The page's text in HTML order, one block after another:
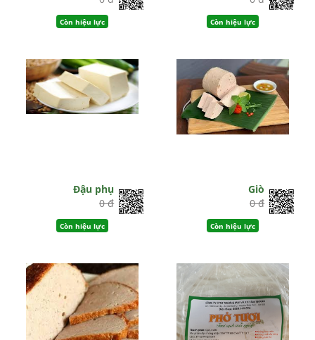
Còn hiệu lực Còn hiệu lực
Đậu phụ
0 đ
Còn hiệu lực
Giò
0 đ
Còn hiệu lực